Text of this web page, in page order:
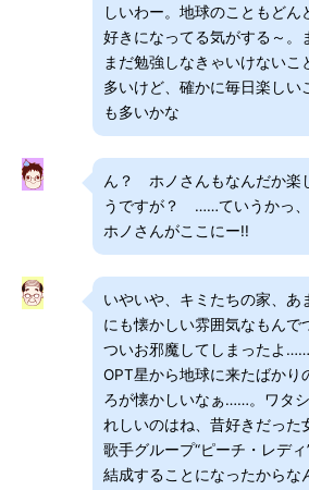
しいわー。地球のこともどん
好きになってる気がする～。
まだ勉強しなきゃいけないこ
多いけど、確かに毎日楽しい
も多いかな
ん？ ホノさんもなんだか楽
うですが？ ……ていうかっ
ホノさんがここにー!!
いやいや、キミたちの家、あ
にも懐かしい雰囲気なもんで
ついお邪魔してしまったよ……
OPT星から地球に来たばかり
ろが懐かしいなぁ……。ワタ
れしいのはね、昔好きだった
歌手グループ“ピーチ・レディ
結成することになったからな